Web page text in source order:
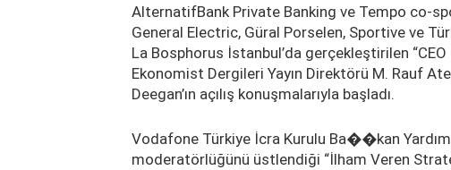
AlternatifBank Private Banking ve Tempo co-
General Electric, Güral Porselen, Sportive ve
La Bosphorus İstanbul’da gerçekleştirilen
Ekonomist Dergileri Yayın Direktörü M. Rauf
Deegan’ın açılış konuşmalarıyla başladı.
Vodafone Türkiye İcra Kurulu Ba��kan
moderatörlüğünü üstlendiği “İlham Veren